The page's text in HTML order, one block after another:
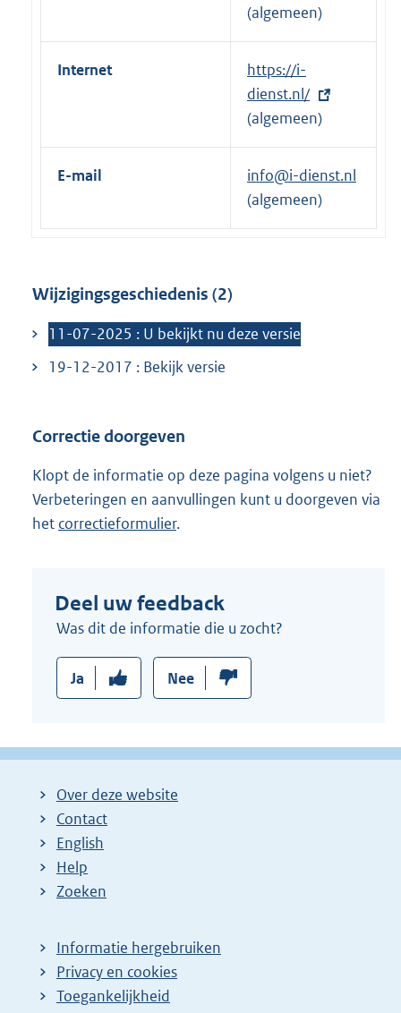
(algemeen)
Internet
E
x
t
e
r
n
l
:
https://i-
dienst.nl/
(algemeen)
E-mail
info@i-dienst.nl
(algemeen)
Wijzigingsgeschiedenis (2)
11-07-2025 : U bekijkt nu deze versie
19-12-2017 : Bekijk versie
Correctie doorgeven
Klopt de informatie op deze pagina volgens u niet?
Verbeteringen en aanvullingen kunt u doorgeven via
het correctieformulier.
Deel uw feedback
Was dit de informatie die u zocht?
Ja Nee
Over deze website
Contact
English
Help
Zoeken
Informatie hergebruiken
Privacy en cookies
Toegankelijkheid